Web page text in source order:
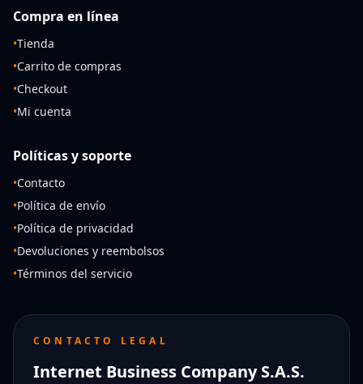
Compra en línea
•Tienda
•Carrito de compras
•Checkout
•Mi cuenta
Políticas y soporte
•Contacto
•Política de envío
•Política de privacidad
•Devoluciones y reembolsos
•Términos del servicio
CONTACTO LEGAL
Internet Business Company S.A.S.